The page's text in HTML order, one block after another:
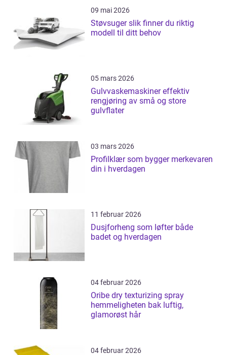
09 mai 2026
Støvsuger slik finner du riktig
modell til ditt behov
05 mars 2026
Gulvvaskemaskiner effektiv
rengjøring av små og store
gulvflater
03 mars 2026
Profilklær som bygger merkevaren
din i hverdagen
11 februar 2026
Dusjforheng som løfter både
badet og hverdagen
04 februar 2026
Oribe dry texturizing spray
hemmeligheten bak luftig,
glamorøst hår
04 februar 2026